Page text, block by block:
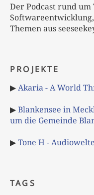
Der Podcast rund um
Themen aus
PROJEKTE
▶Akaria - A World
▶Blankensee in
um die Gemeinde
▶Tone H -
TAGS